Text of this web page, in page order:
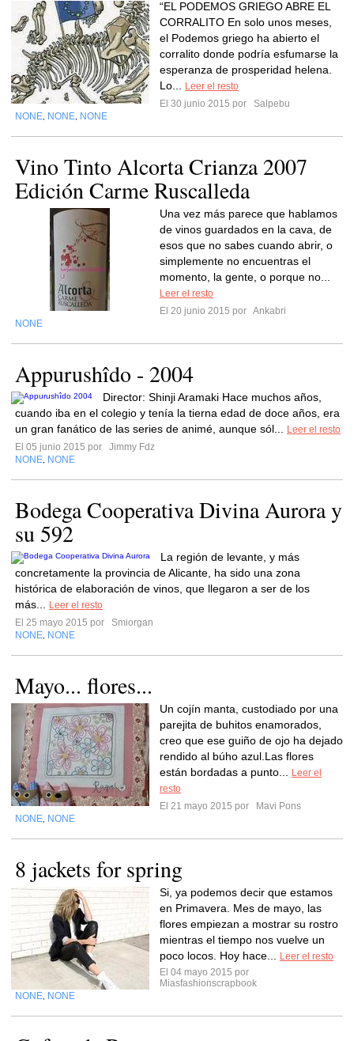
“EL PODEMOS GRIEGO ABRE EL
CORRALITO En solo unos meses,
el Podemos griego ha abierto el
corralito donde podría esfumarse la
esperanza de prosperidad helena.
Lo...
Leer el resto
El 30 junio 2015 por
Salpebu
NONE NONE NONE
Vino Tinto Alcorta Crianza 2007
Edición Carme Ruscalleda
Una vez más parece que hablamos
de vinos guardados en la cava, de
esos que no sabes cuando abrir, o
simplemente no encuentras el
momento, la gente, o porque no...
Leer el resto
El 20 junio 2015 por Ankabri
NONE
Appurushîdo - 2004
Director: Shinji Aramaki Hace muchos años,
cuando iba en el colegio y tenía la tierna edad de doce años, era
un gran fanático de las series de animé, aunque sól...
Leer el resto
El 05 junio 2015 por
Jimmy Fdz
NONE NONE
Bodega Cooperativa Divina Aurora y
su 592
La región de levante, y más
concretamente la provincia de Alicante, ha sido una zona
histórica de elaboración de vinos, que llegaron a ser de los
más...
Leer el resto
El 25 mayo 2015 por
Smiorgan
NONE NONE
Mayo... flores...
Un cojín manta, custodiado por una
parejita de buhitos enamorados,
creo que ese guiño de ojo ha dejado
rendido al búho azul.Las flores
están bordadas a punto...
Leer el
resto
El 21 mayo 2015 por
Mavi Pons
NONE NONE
8 jackets for spring
Si, ya podemos decir que estamos
en Primavera. Mes de mayo, las
flores empiezan a mostrar su rostro
mientras el tiempo nos vuelve un
poco locos. Hoy hace...
Leer el resto
El 04 mayo 2015 por
Miasfashionscrapbook
NONE NONE